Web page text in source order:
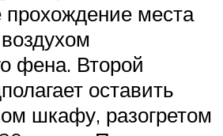
прохождение места
фена. Второй
оставить
шкафу, разогретом